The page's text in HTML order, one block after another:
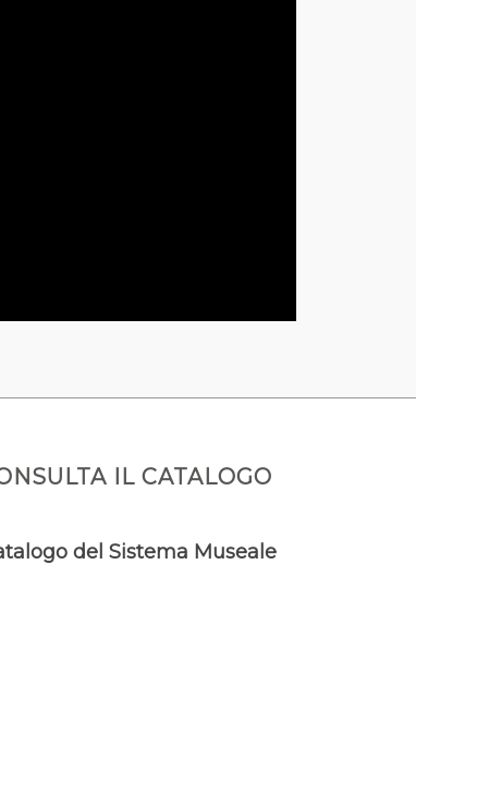
IL CATALOGO
del Sistema Museale